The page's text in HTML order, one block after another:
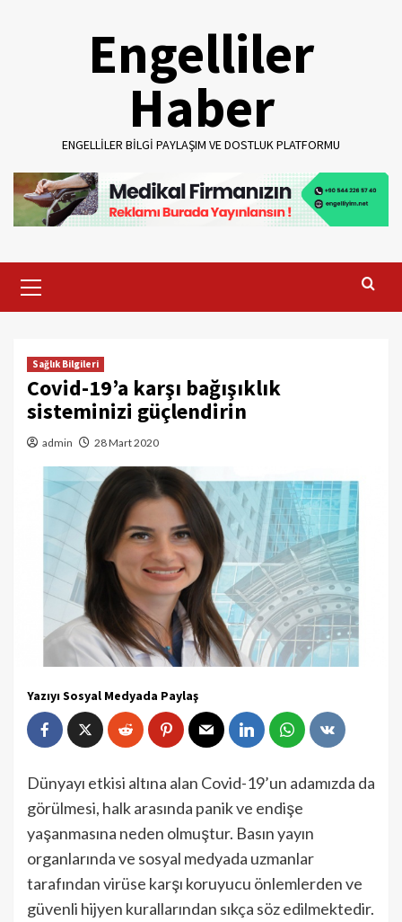
Engelliler
Haber
ENGELLILER BILGI PAYLAŞIM VE DOSTLUK PLATFORMU
Menu
Sağlık Bilgileri
Covid-19’a karşı bağışıklık
sisteminizi güçlendirin
admin 28 Mart 2020
Yazıyı Sosyal Medyada Paylaş
Dünyayı etkisi altına alan Covid-19’un adamızda da
görülmesi, halk arasında panik ve endişe
yaşanmasına neden olmuştur. Basın yayın
organlarında ve sosyal medyada uzmanlar
tarafından virüse karşı koruyucu önlemlerden ve
güvenli hijyen kurallarından sıkça söz edilmektedir.